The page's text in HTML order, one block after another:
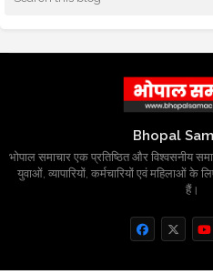
Bhopal
भोपाल समाचार एक प्रतिष्ठित और विश्वसनीय
युवाओं, व्यापारियों, कर्मचारियों एवं महिलाओं के
हैं।